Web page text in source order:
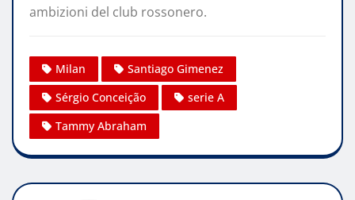
ambizioni del club rossonero.​
Milan
Santiago Gimenez
Sérgio Conceição
serie A
Tammy Abraham